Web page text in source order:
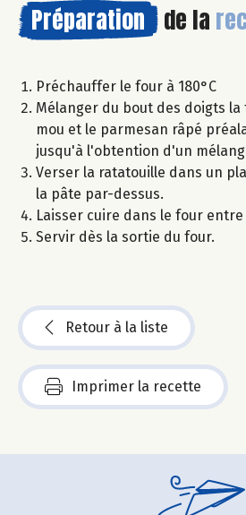
Préparation de la
Préchauffer le four à 180°C
Mélanger du bout des doigts
mou et le parmesan râpé
jusqu'à l'obtention d'un
Verser la ratatouille dans un
la pâte par-dessus.
Laisser cuire dans le four entre
Servir dès la sortie du four.
Retour à la liste
Imprimer la recette